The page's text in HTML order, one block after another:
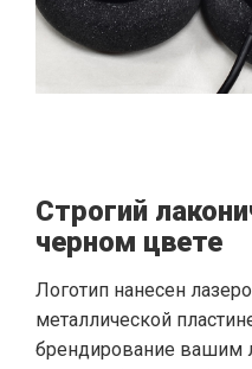
Строгий
черном цвете
Логотип нанесен
металлической
брендирование вашим